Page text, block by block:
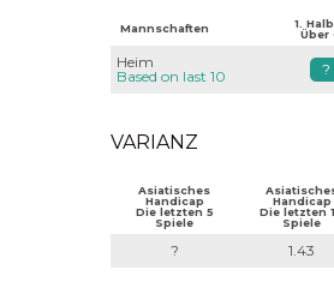
Mannschaften
1.
Über
Heim
Based on last 10
?
VARIANZ
Asiatisches
Handicap
Die letzten 5
Spiele
Handicap
Die letzten
Spiele
? 1.43